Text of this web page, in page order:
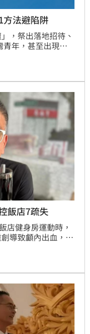
方法避陷阱
，祭出落地招待、
青年，甚至出現
統戰色彩。邱垂正
交流應建立在對等
惑淪為統戰樣板，
飯店7疏失
店健身房運動時，
導致顱內出血，最
、遺孀馮苓儀與兒
公司今（29）日發
。